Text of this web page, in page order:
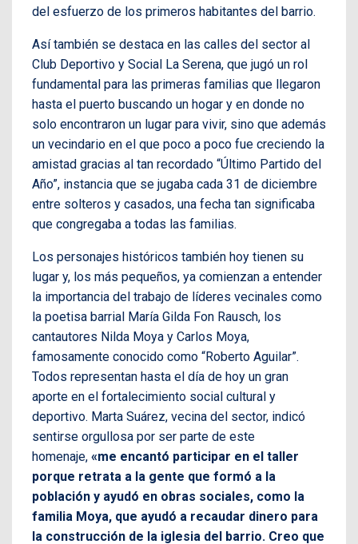
del esfuerzo de los primeros habitantes del barrio.
Así también se destaca en las calles del sector al
Club Deportivo y Social La Serena, que jugó un rol
fundamental para las primeras familias que llegaron
hasta el puerto buscando un hogar y en donde no
solo encontraron un lugar para vivir, sino que además
un vecindario en el que poco a poco fue creciendo la
amistad gracias al tan recordado “Último Partido del
Año”, instancia que se jugaba cada 31 de diciembre
entre solteros y casados, una fecha tan significaba
que congregaba a todas las familias.
Los personajes históricos también hoy tienen su
lugar y, los más pequeños, ya comienzan a entender
la importancia del trabajo de líderes vecinales como
la poetisa barrial María Gilda Fon Rausch, los
cantautores Nilda Moya y Carlos Moya,
famosamente conocido como “Roberto Aguilar”.
Todos representan hasta el día de hoy un gran
aporte en el fortalecimiento social cultural y
deportivo. Marta Suárez, vecina del sector, indicó
sentirse orgullosa por ser parte de este
homenaje, «me encantó participar en el taller
porque retrata a la gente que formó a la
población y ayudó en obras sociales, como la
familia Moya, que ayudó a recaudar dinero para
la construcción de la iglesia del barrio. Creo que